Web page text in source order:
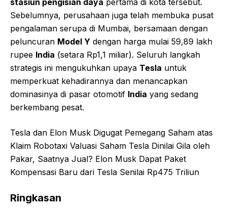
Sebelumnya, perusahaan juga telah membuka pusat
pengalaman serupa di Mumbai, bersamaan dengan
peluncuran Model Y dengan harga mulai 59,89 lakh
rupee India (setara Rp1,1 miliar). Seluruh langkah
strategis ini mengukuhkan upaya Tesla untuk
memperkuat kehadirannya dan menancapkan
dominasinya di pasar otomotif India yang sedang
berkembang pesat.
Tesla dan Elon Musk Digugat Pemegang Saham atas
Klaim Robotaxi Valuasi Saham Tesla Dinilai Gila oleh
Pakar, Saatnya Jual? Elon Musk Dapat Paket
Kompensasi Baru dari Tesla Senilai Rp475 Triliun
Ringkasan